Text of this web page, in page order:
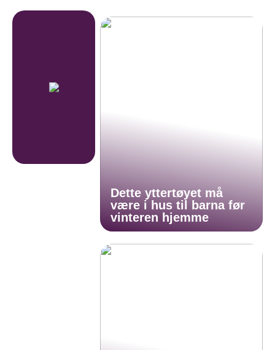
Dette yttertøyet må
være i hus til barna før
vinteren hjemme